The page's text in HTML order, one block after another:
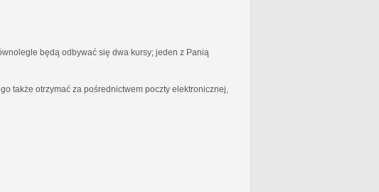
będą odbywać się dwa kursy; jeden z Panią
także otrzymać za pośrednictwem poczty elektronicznej,